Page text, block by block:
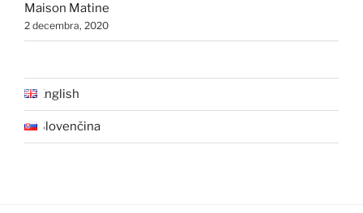
Maison Matine
2 decembra, 2020
English
Slovenčina